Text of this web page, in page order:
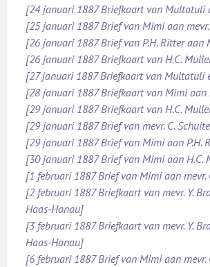
[24 januari 1887 Briefkaart van Multatuli
[25 januari 1887 Brief van Mimi aan mevr.
[26 januari 1887 Brief van P.H. Ritter
[26 januari 1887 Briefkaart van H.C.
[27 januari 1887 Briefkaart van Multatuli
[28 januari 1887 Briefkaart van Mimi aan
[29 januari 1887 Briefkaart van H.C.
[29 januari 1887 Brief van mevr. C.
[29 januari 1887 Brief van Mimi aan P.H.
[30 januari 1887 Brief van Mimi aan H.C.
[1 februari 1887 Brief van Mimi aan mevr.
[2 februari 1887 Briefkaart van mevr. Y.
Haas-Hanau]
[3 februari 1887 Briefkaart van mevr. Y.
Haas-Hanau]
[6 februari 1887 Brief van Mimi aan mevr.